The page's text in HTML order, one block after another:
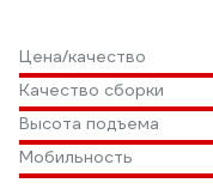
Цена/качество
Качество сборки
Высота подъема
Мобильность